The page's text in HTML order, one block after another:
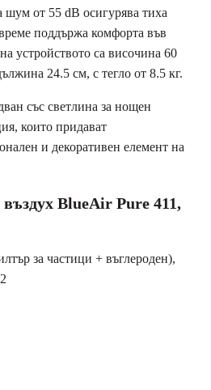
шум от 55 dB осигурява тиха
поддържа комфорта във
устройството са височина 60
24.5 см, с тегло от 8.5 кг.
със светлина за нощен
които придават
и декоративен елемент на
BlueAir Pure 411,
за частици + въглероден),